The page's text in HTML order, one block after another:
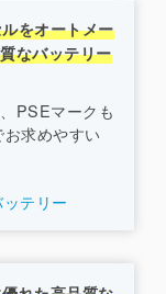
をオートメー
なバッテリー
PSEマークも
求めやすい
テリー